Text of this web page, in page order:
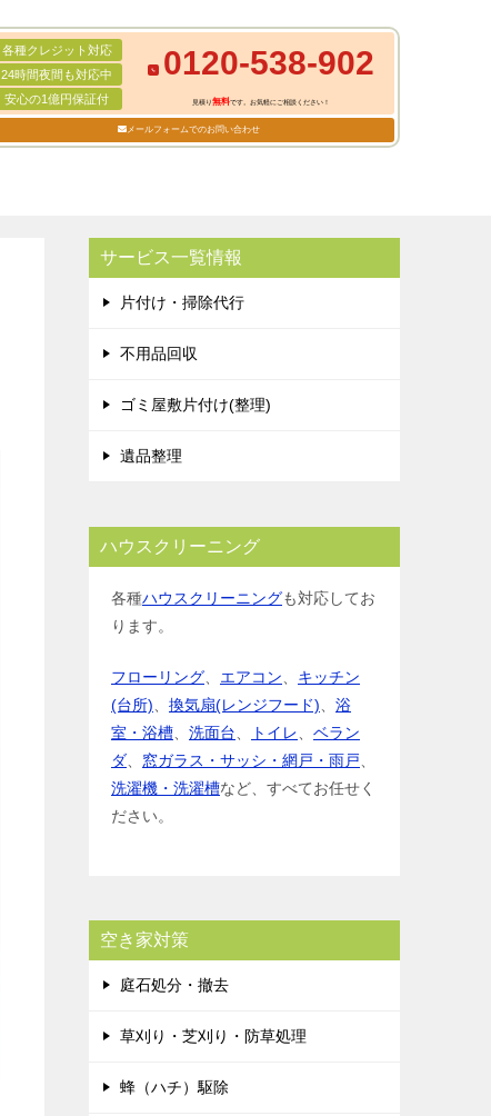
各種クレジット対応
24時間夜間も対応中
安心の1億円保証付
0120-538-902
見積り無料です。お気軽にご相談ください！
メールフォームでのお問い合わせ
サービス一覧情報
片付け・掃除代行
不用品回収
ゴミ屋敷片付け(整理)
遺品整理
ハウスクリーニング
各種ハウスクリーニングも対応してお
ります。
フローリング エアコン
キッチン
(台所)
換気扇(レンジフード)
浴
室・浴槽
洗面台 トイレ
ベラン
ダ
窓ガラス・サッシ・網戸・雨戸
洗濯機・洗濯槽など、すべてお任せく
ださい。
空き家対策
庭石処分・撤去
草刈り・芝刈り・防草処理
蜂（ハチ）駆除